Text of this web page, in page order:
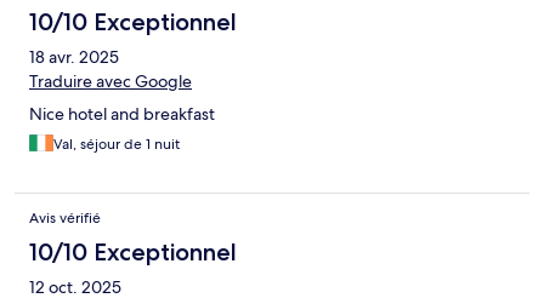
10/10 Exceptionnel
18 avr. 2025
Traduire avec Google
Nice hotel and breakfast
Val, séjour de 1 nuit
Avis vérifié
10/10 Exceptionnel
12 oct. 2025